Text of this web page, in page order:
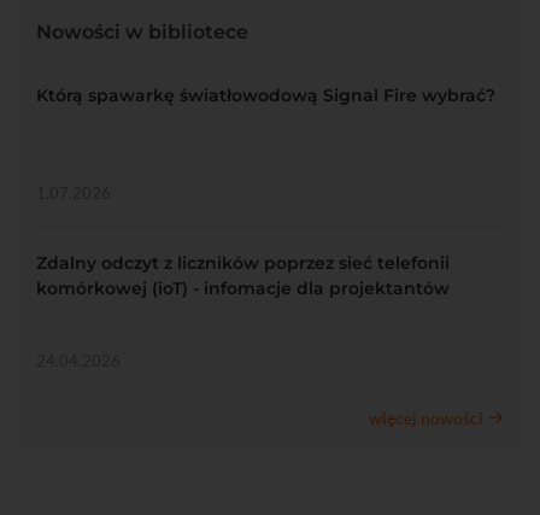
Nowości w bibliotece
Którą spawarkę światłowodową Signal Fire wybrać?
Zdalny odczyt z liczników poprzez sieć telefonii
komórkowej (ioT) - infomacje dla projektantów
więcej nowości